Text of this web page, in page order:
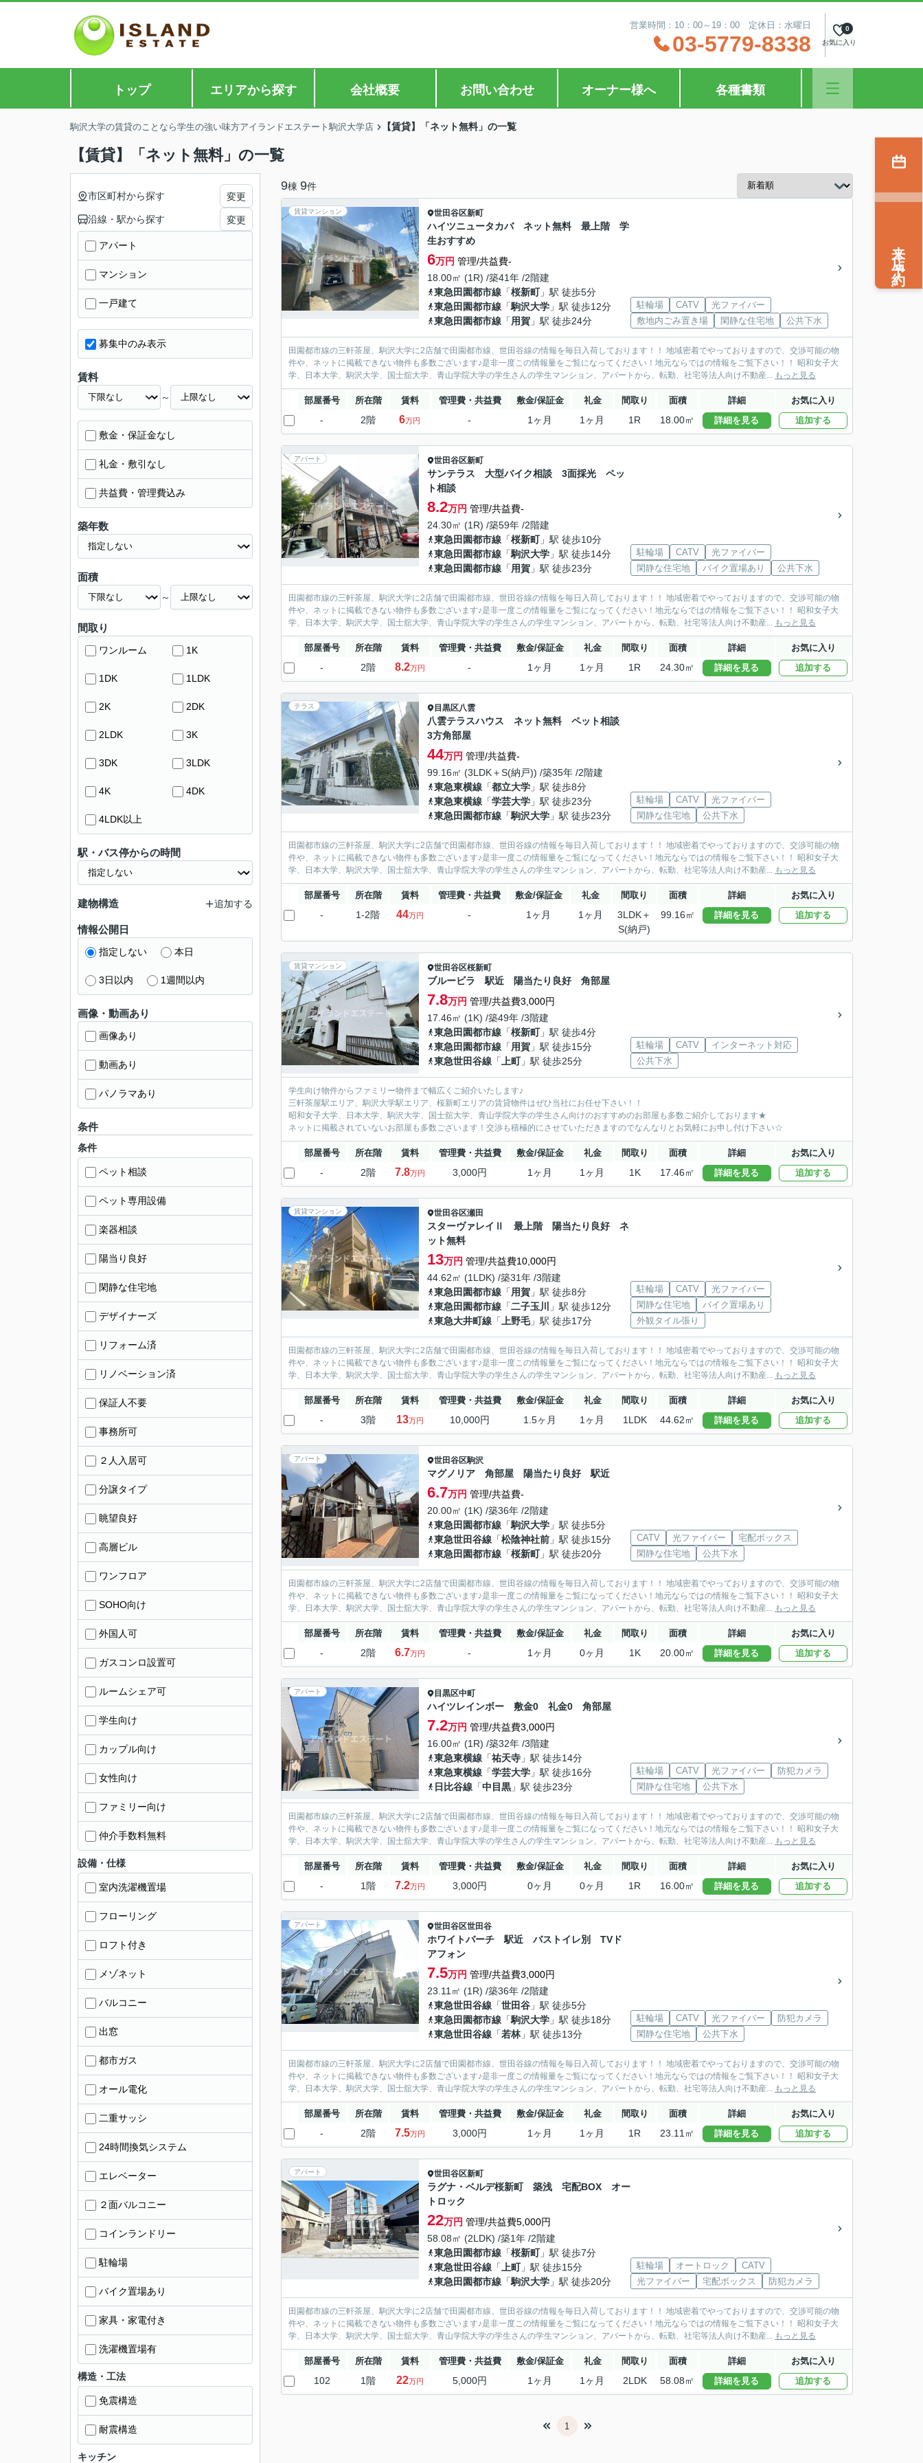
営業時間：10：00～19：00 定休日：水曜日
03-5779-8338 お気に入り
0
トップ エリアから探す 会社概要 お問い合わせ オーナー様へ 各種書類
駒沢大学の賃貸のことなら学生の強い味方アイランドエステート駒沢大学店 【賃貸】「ネット無料」の一覧
【賃貸】「ネット無料」の一覧
9棟 9件
賃貸マンション 世田谷区新町
ハイツニュータカバ ネット無料 最上階 学
生おすすめ
6万円 管理/共益費-
18.00㎡ (1R) /築41年 /2階建
東急田園都市線 「桜新町」駅 徒歩5分
東急田園都市線 「駒沢大学 」駅 徒歩12分
東急田園都市線 「用賀 」駅 徒歩24分
駐輪場 CATV
光ファイバー
敷地内ごみ置き場
閑静な住宅地 公共下水
田園都市線の三軒茶屋、駒沢大学に2店舗で田園都市線、世田谷線の情報を毎日入荷しております！！ 地域密着でやっておりますので、交渉可能の物
件や、ネットに掲載できない物件も多数ございます♪是非一度この情報量をご覧になってください！地元ならではの情報をご覧下さい！！ 昭和女子大
学、日本大学、駒沢大学、国士舘大学、青山学院大学の学生さんの学生マンション、アパートから、転勤、社宅等法人向け不動産... もっと見る
部屋番号 所在階 賃料 管理費・共益費 敷金/保証金 礼金 間取り 面積 詳細 お気に入り
- 2階 6万円 - 1ヶ月 1ヶ月 1R 18.00㎡ 詳細を見る 追加する
アパート 世田谷区新町
サンテラス 大型バイク相談 3面採光 ペッ
ト相談
8.2万円 管理/共益費-
24.30㎡ (1R) /築59年 /2階建
東急田園都市線 「桜新町」駅 徒歩10分
東急田園都市線 「駒沢大学 」駅 徒歩14分
東急田園都市線 「用賀 」駅 徒歩23分
駐輪場 CATV
光ファイバー
閑静な住宅地
バイク置場あり 公共下水
田園都市線の三軒茶屋、駒沢大学に2店舗で田園都市線、世田谷線の情報を毎日入荷しております！！ 地域密着でやっておりますので、交渉可能の物
件や、ネットに掲載できない物件も多数ございます♪是非一度この情報量をご覧になってください！地元ならではの情報をご覧下さい！！ 昭和女子大
学、日本大学、駒沢大学、国士舘大学、青山学院大学の学生さんの学生マンション、アパートから、転勤、社宅等法人向け不動産... もっと見る
部屋番号 所在階 賃料 管理費・共益費 敷金/保証金 礼金 間取り 面積 詳細 お気に入り
- 2階 8.2万円 - 1ヶ月 1ヶ月 1R 24.30㎡ 詳細を見る 追加する
テラス 目黒区八雲
八雲テラスハウス ネット無料 ペット相談
3方角部屋
44万円 管理/共益費-
99.16㎡ (3LDK＋S(納戸)) /築35年 /2階建
東急東横線 「都立大学 」駅 徒歩8分
東急東横線 「学芸大学 」駅 徒歩23分
東急田園都市線 「駒沢大学 」駅 徒歩23分
駐輪場 CATV
光ファイバー
閑静な住宅地
公共下水
田園都市線の三軒茶屋、駒沢大学に2店舗で田園都市線、世田谷線の情報を毎日入荷しております！！ 地域密着でやっておりますので、交渉可能の物
件や、ネットに掲載できない物件も多数ございます♪是非一度この情報量をご覧になってください！地元ならではの情報をご覧下さい！！ 昭和女子大
学、日本大学、駒沢大学、国士舘大学、青山学院大学の学生さんの学生マンション、アパートから、転勤、社宅等法人向け不動産... もっと見る
部屋番号 所在階 賃料 管理費・共益費 敷金/保証金 礼金 間取り 面積 詳細 お気に入り
- 1-2階 44万円 - 1ヶ月 1ヶ月
3LDK＋
S(納戸)
99.16㎡ 詳細を見る 追加する
賃貸マンション 世田谷区桜新町
ブルービラ 駅近 陽当たり良好 角部屋
7.8万円 管理/共益費3,000円
17.46㎡ (1K) /築49年 /3階建
東急田園都市線 「桜新町」駅 徒歩4分
東急田園都市線 「用賀 」駅 徒歩15分
東急世田谷線 「 上町」駅 徒歩25分
駐輪場 CATV
インターネット対応
公共下水
学生向け物件からファミリー物件まで幅広くご紹介いたします♪
三軒茶屋駅エリア、駒沢大学駅エリア、桜新町エリアの賃貸物件はぜひ当社にお任せ下さい！！
昭和女子大学、日本大学、駒沢大学、国士舘大学、青山学院大学の学生さん向けのおすすめのお部屋も多数ご紹介しております★
ネットに掲載されていないお部屋も多数ございます！交渉も積極的にさせていただきますのでなんなりとお気軽にお申し付け下さい☆
部屋番号 所在階 賃料 管理費・共益費 敷金/保証金 礼金 間取り 面積 詳細 お気に入り
- 2階 7.8万円 3,000円 1ヶ月 1ヶ月 1K 17.46㎡ 詳細を見る 追加する
賃貸マンション 世田谷区瀬田
スターヴァレイⅡ 最上階 陽当たり良好 ネ
ット無料
13万円 管理/共益費10,000円
44.62㎡ (1LDK) /築31年 /3階建
東急田園都市線 「用賀 」駅 徒歩8分
東急田園都市線 「二子玉川
」駅 徒歩12分
東急大井町線 「 上野毛」駅 徒歩17分
駐輪場 CATV
光ファイバー
閑静な住宅地
バイク置場あり
外観タイル張り
田園都市線の三軒茶屋、駒沢大学に2店舗で田園都市線、世田谷線の情報を毎日入荷しております！！ 地域密着でやっておりますので、交渉可能の物
件や、ネットに掲載できない物件も多数ございます♪是非一度この情報量をご覧になってください！地元ならではの情報をご覧下さい！！ 昭和女子大
学、日本大学、駒沢大学、国士舘大学、青山学院大学の学生さんの学生マンション、アパートから、転勤、社宅等法人向け不動産... もっと見る
部屋番号 所在階 賃料 管理費・共益費 敷金/保証金 礼金 間取り 面積 詳細 お気に入り
- 3階 13万円 10,000円 1.5ヶ月 1ヶ月 1LDK 44.62㎡ 詳細を見る 追加する
アパート 世田谷区駒沢
マグノリア 角部屋 陽当たり良好 駅近
6.7万円 管理/共益費-
20.00㎡ (1K) /築36年 /2階建
東急田園都市線 「駒沢大学 」駅 徒歩5分
東急世田谷線 「松陰神社前 」駅 徒歩15分
東急田園都市線 「桜新町」駅 徒歩20分
CATV 光ファイバー
宅配ボックス
閑静な住宅地
公共下水
田園都市線の三軒茶屋、駒沢大学に2店舗で田園都市線、世田谷線の情報を毎日入荷しております！！ 地域密着でやっておりますので、交渉可能の物
件や、ネットに掲載できない物件も多数ございます♪是非一度この情報量をご覧になってください！地元ならではの情報をご覧下さい！！ 昭和女子大
学、日本大学、駒沢大学、国士舘大学、青山学院大学の学生さんの学生マンション、アパートから、転勤、社宅等法人向け不動産... もっと見る
部屋番号 所在階 賃料 管理費・共益費 敷金/保証金 礼金 間取り 面積 詳細 お気に入り
- 2階 6.7万円 - 1ヶ月 0ヶ月 1K 20.00㎡ 詳細を見る 追加する
アパート 目黒区中町
ハイツレインボー 敷金0 礼金0 角部屋
7.2万円 管理/共益費3,000円
16.00㎡ (1R) /築32年 /3階建
東急東横線 「祐天寺 」駅 徒歩14分
東急東横線 「学芸大学 」駅 徒歩16分
日比谷線 「中目黒 」駅 徒歩23分
駐輪場 CATV 光ファイバー
防犯カメラ
閑静な住宅地
公共下水
田園都市線の三軒茶屋、駒沢大学に2店舗で田園都市線、世田谷線の情報を毎日入荷しております！！ 地域密着でやっておりますので、交渉可能の物
件や、ネットに掲載できない物件も多数ございます♪是非一度この情報量をご覧になってください！地元ならではの情報をご覧下さい！！ 昭和女子大
学、日本大学、駒沢大学、国士舘大学、青山学院大学の学生さんの学生マンション、アパートから、転勤、社宅等法人向け不動産... もっと見る
部屋番号 所在階 賃料 管理費・共益費 敷金/保証金 礼金 間取り 面積 詳細 お気に入り
- 1階 7.2万円 3,000円 0ヶ月 0ヶ月 1R 16.00㎡ 詳細を見る 追加する
アパート 世田谷区世田谷
ホワイトバーチ 駅近 バストイレ別 TVド
アフォン
7.5万円 管理/共益費3,000円
23.11㎡ (1R) /築36年 /2階建
東急世田谷線 「世田谷 」駅 徒歩5分
東急田園都市線 「駒沢大学 」駅 徒歩18分
東急世田谷線 「若林」駅 徒歩13分
駐輪場 CATV 光ファイバー
防犯カメラ
閑静な住宅地
公共下水
田園都市線の三軒茶屋、駒沢大学に2店舗で田園都市線、世田谷線の情報を毎日入荷しております！！ 地域密着でやっておりますので、交渉可能の物
件や、ネットに掲載できない物件も多数ございます♪是非一度この情報量をご覧になってください！地元ならではの情報をご覧下さい！！ 昭和女子大
学、日本大学、駒沢大学、国士舘大学、青山学院大学の学生さんの学生マンション、アパートから、転勤、社宅等法人向け不動産... もっと見る
部屋番号 所在階 賃料 管理費・共益費 敷金/保証金 礼金 間取り 面積 詳細 お気に入り
- 2階 7.5万円 3,000円 1ヶ月 1ヶ月 1R 23.11㎡ 詳細を見る 追加する
アパート 世田谷区新町
ラグナ・ベルデ桜新町 築浅 宅配BOX オー
トロック
22万円 管理/共益費5,000円
58.08㎡ (2LDK) /築1年 /2階建
東急田園都市線 「桜新町」駅 徒歩7分
東急世田谷線 「 上町」駅 徒歩15分
東急田園都市線 「駒沢大学 」駅 徒歩20分
駐輪場 オートロック
CATV
光ファイバー
宅配ボックス 防犯カメラ
田園都市線の三軒茶屋、駒沢大学に2店舗で田園都市線、世田谷線の情報を毎日入荷しております！！ 地域密着でやっておりますので、交渉可能の物
件や、ネットに掲載できない物件も多数ございます♪是非一度この情報量をご覧になってください！地元ならではの情報をご覧下さい！！ 昭和女子大
学、日本大学、駒沢大学、国士舘大学、青山学院大学の学生さんの学生マンション、アパートから、転勤、社宅等法人向け不動産... もっと見る
部屋番号 所在階 賃料 管理費・共益費 敷金/保証金 礼金 間取り 面積 詳細 お気に入り
102 1階 22万円 5,000円 1ヶ月 1ヶ月 2LDK 58.08㎡ 詳細を見る 追加する
1
市区町村から探す 変更
沿線・駅から探す 変更
アパート
マンション
一戸建て
募集中のみ表示
賃料
～
敷金・保証金なし
礼金・敷引なし
共益費・管理費込み
築年数
面積
～
間取り
ワンルーム 1K
1DK 1LDK
2K 2DK
2LDK 3K
3DK 3LDK
4K 4DK
4LDK以上
駅・バス停からの時間
建物構造 追加する
情報公開日
指定しない 本日
3日以内 1週間以内
画像・動画あり
画像あり
動画あり
パノラマあり
条件
条件
ペット相談
ペット専用設備
楽器相談
陽当り良好
閑静な住宅地
デザイナーズ
リフォーム済
リノベーション済
保証人不要
事務所可
２人入居可
分譲タイプ
眺望良好
高層ビル
ワンフロア
SOHO向け
外国人可
ガスコンロ設置可
ルームシェア可
学生向け
カップル向け
女性向け
ファミリー向け
仲介手数料無料
設備・仕様
室内洗濯機置場
フローリング
ロフト付き
メゾネット
バルコニー
出窓
都市ガス
オール電化
二重サッシ
24時間換気システム
エレベーター
２面バルコニー
コインランドリー
駐輪場
バイク置場あり
家具・家電付き
洗濯機置場有
構造・工法
免震構造
耐震構造
キッチン
来店予約